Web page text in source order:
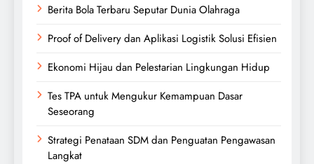
Berita Bola Terbaru Seputar Dunia Olahraga
Proof of Delivery dan Aplikasi Logistik Solusi Efisien
Ekonomi Hijau dan Pelestarian Lingkungan Hidup
Tes TPA untuk Mengukur Kemampuan Dasar
Seseorang
Strategi Penataan SDM dan Penguatan Pengawasan
Langkat